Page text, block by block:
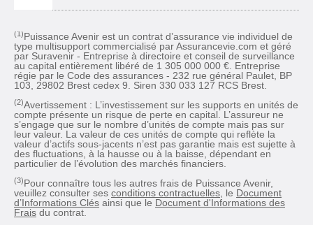
(1)Puissance Avenir est un contrat d’assurance vie individuel de
type multisupport commercialisé par Assurancevie.com et géré
par Suravenir - Entreprise à directoire et conseil de surveillance
au capital entièrement libéré de 1 305 000 000 €. Entreprise
régie par le Code des assurances - 232 rue général Paulet, BP
103, 29802 Brest cedex 9. Siren 330 033 127 RCS Brest.
(2)Avertissement : L’investissement sur les supports en unités de
compte présente un risque de perte en capital. L’assureur ne
s’engage que sur le nombre d’unités de compte mais pas sur
leur valeur. La valeur de ces unités de compte qui reflète la
valeur d’actifs sous-jacents n’est pas garantie mais est sujette à
des fluctuations, à la hausse ou à la baisse, dépendant en
particulier de l’évolution des marchés financiers.
(3)Pour connaître tous les autres frais de Puissance Avenir,
veuillez consulter ses conditions contractuelles , le Document
d’Informations Clés ainsi que le Document d'Informations des
Frais du contrat.